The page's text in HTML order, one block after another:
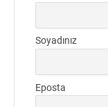
Soyadınız
Eposta